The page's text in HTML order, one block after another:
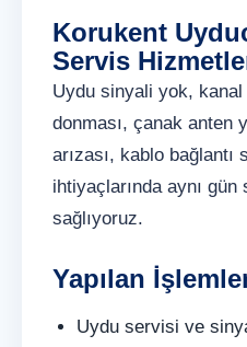
Korukent
Servis
Uydu sinyali yok,
donması, çanak anten
arızası, kablo
ihtiyaçlarında aynı
sağlıyoruz.
Yapılan
Uydu servisi ve